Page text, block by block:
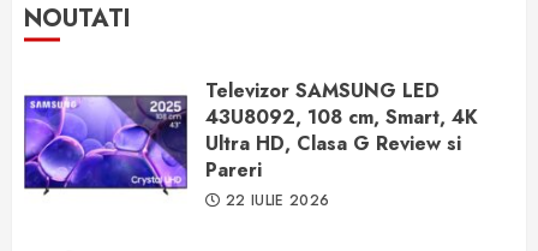
NOUTATI
Televizor SAMSUNG LED
43U8092, 108 cm, Smart, 4K
Ultra HD, Clasa G Review si
Pareri
22 IULIE 2026